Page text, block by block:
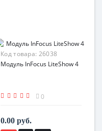
Код товара: 26038
Модуль InFocus LiteShow 4
0
0.00 руб.